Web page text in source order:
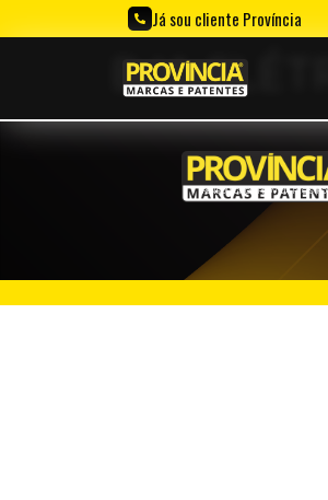
Já sou cliente Província
BJA
PENSOU. CRIOU. PROVÍCIA